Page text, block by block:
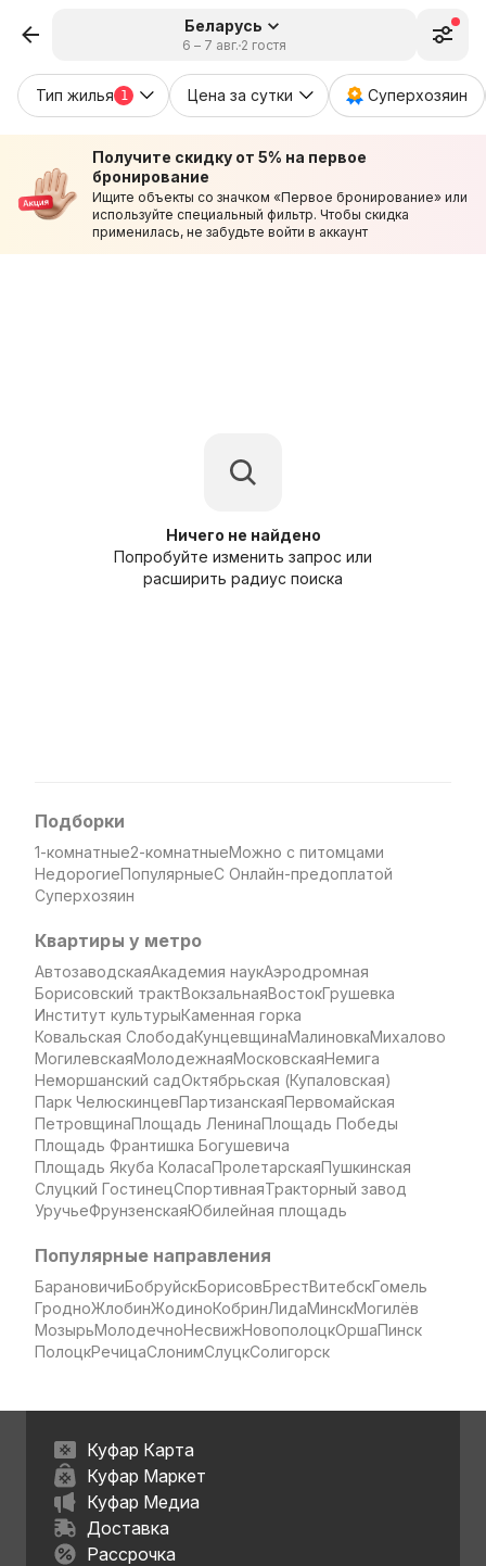
Беларусь
6 – 7 авг. 2 гостя
Тип жилья 1 Цена за сутки Суперхозяин
Получите скидку от 5% на первое
бронирование
Ищите объекты со значком «Первое бронирование» или
используйте специальный фильтр. Чтобы скидка
применилась, не забудьте войти в аккаунт
Ничего не найдено
Попробуйте изменить запрос или
расширить радиус поиска
Подборки
1-комнатные2-комнатныеМожно с питомцами
НедорогиеПопулярныеС Онлайн-предоплатой
Суперхозяин
Квартиры у метро
АвтозаводскаяАкадемия наукАэродромная
Борисовский трактВокзальнаяВостокГрушевка
Институт культурыКаменная горка
Ковальская СлободаКунцевщинаМалиновкаМихалово
МогилевскаяМолодежнаяМосковскаяНемига
Неморшанский садОктябрьская (Купаловская)
Парк ЧелюскинцевПартизанскаяПервомайская
ПетровщинаПлощадь ЛенинаПлощадь Победы
Площадь Франтишка Богушевича
Площадь Якуба КоласаПролетарскаяПушкинская
Слуцкий ГостинецСпортивнаяТракторный завод
УручьеФрунзенскаяЮбилейная площадь
Популярные направления
БарановичиБобруйскБорисовБрестВитебскГомель
ГродноЖлобинЖодиноКобринЛидаМинскМогилёв
МозырьМолодечноНесвижНовополоцкОршаПинск
ПолоцкРечицаСлонимСлуцкСолигорск
Куфар Карта
Куфар Маркет
Куфар Медиа
Доставка
Рассрочка